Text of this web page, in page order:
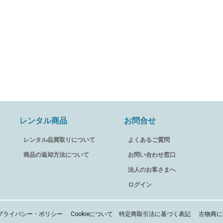
レンタル商品
レンタル品買取りについて
商品の返却方法について
お問合せ
よくあるご質問
お問い合わせ窓口
法人のお客さまへ
ログイン
ライバシー・ポリシー Cookieについて 特定商取引法に基づく表記 古物商